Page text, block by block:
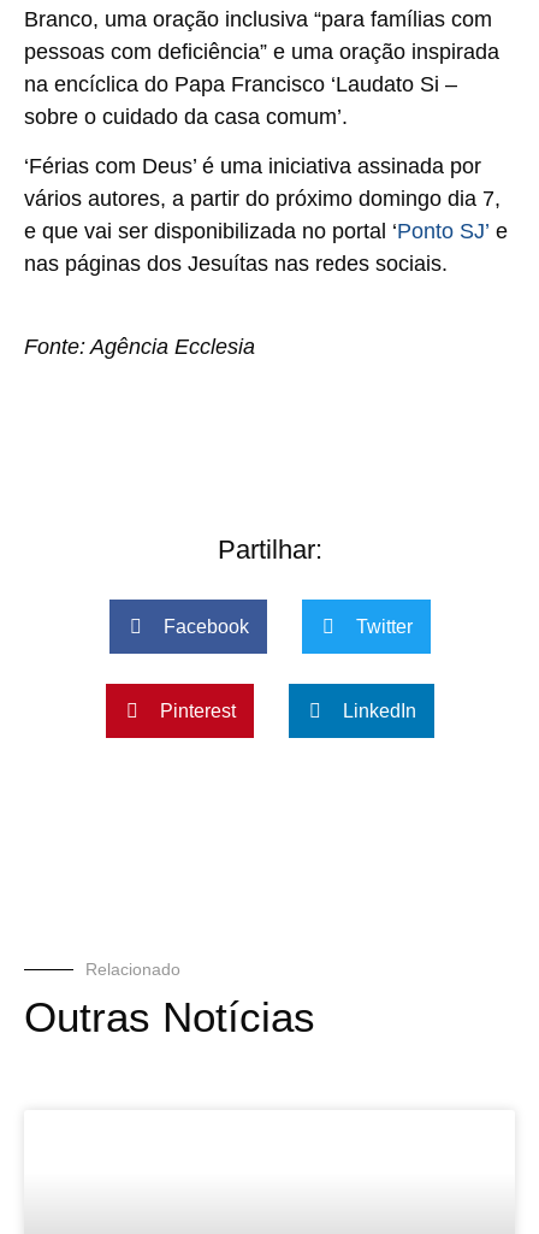
Branco, uma oração inclusiva “para famílias com
pessoas com deficiência” e uma oração inspirada
na encíclica do Papa Francisco ‘Laudato Si –
sobre o cuidado da casa comum’.
‘Férias com Deus’ é uma iniciativa assinada por
vários autores, a partir do próximo domingo dia 7,
e que vai ser disponibilizada no portal ‘Ponto SJ’ e
nas páginas dos Jesuítas nas redes sociais.
Fonte: Agência Ecclesia
Partilhar:
Facebook Twitter
Pinterest LinkedIn
Relacionado
Outras Notícias